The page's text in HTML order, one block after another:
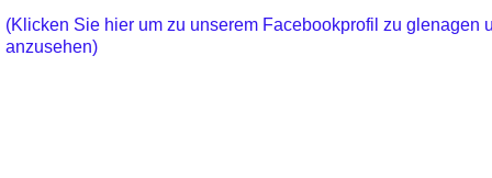
(Klicken Sie hier um zu unserem Facebookprofil zu glenagen
anzusehen)